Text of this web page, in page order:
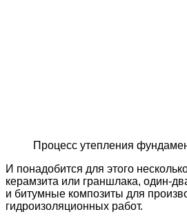
Процесс утепления
И понадобится для этого
керамзита или граншлака, один-
и битумные композиты для
гидроизоляционных работ.